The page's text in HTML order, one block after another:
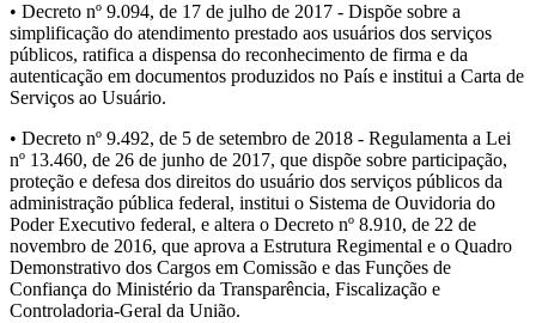
• Decreto nº 9.094, de 17 de julho de 2017 - Dispõe sobre a
simplificação do atendimento prestado aos usuários dos serviços
públicos, ratifica a dispensa do reconhecimento de firma e da
autenticação em documentos produzidos no País e institui a Carta de
Serviços ao Usuário.
• Decreto nº 9.492, de 5 de setembro de 2018 - Regulamenta a Lei
nº 13.460, de 26 de junho de 2017, que dispõe sobre participação,
proteção e defesa dos direitos do usuário dos serviços públicos da
administração pública federal, institui o Sistema de Ouvidoria do
Poder Executivo federal, e altera o Decreto nº 8.910, de 22 de
novembro de 2016, que aprova a Estrutura Regimental e o Quadro
Demonstrativo dos Cargos em Comissão e das Funções de
Confiança do Ministério da Transparência, Fiscalização e
Controladoria-Geral da União.